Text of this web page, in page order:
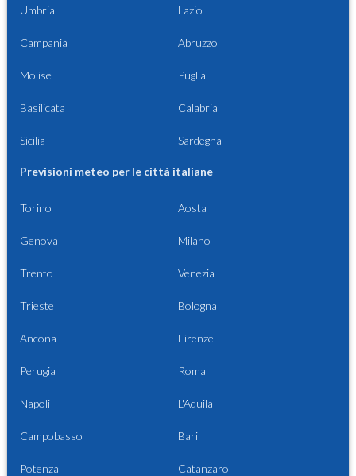
Umbria Lazio
Campania Abruzzo
Molise Puglia
Basilicata Calabria
Sicilia Sardegna
Previsioni meteo per le città italiane
Torino Aosta
Genova Milano
Trento Venezia
Trieste Bologna
Ancona Firenze
Perugia Roma
Napoli L'Aquila
Campobasso Bari
Potenza Catanzaro